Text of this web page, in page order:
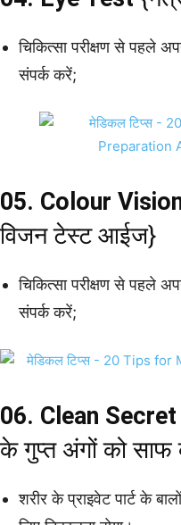
चिकित्सा परीक्षण से पहले
संपर्क करें;
05. Colour
विजन टेस्ट आईज}
चिकित्सा परीक्षण से पहले
संपर्क करें;
06. Clean
के गुप्त अंगों को
शरीर के प्राइवेट पार्ट के